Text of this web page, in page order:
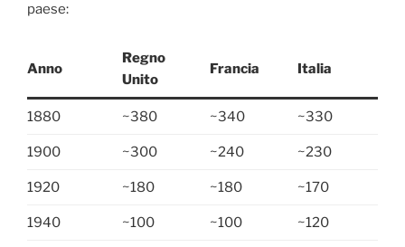
paese:
Anno
Regno
Unito
Francia Italia
1880 ~380 ~340 ~330
1900 ~300 ~240 ~230
1920 ~180 ~180 ~170
1940 ~100 ~100 ~120